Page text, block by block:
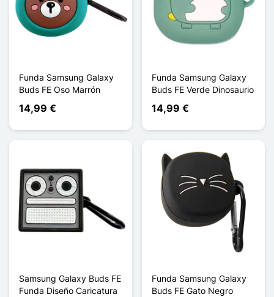
Funda Samsung Galaxy
Buds FE Oso Marrón
14,99 €
Funda Samsung Galaxy
Buds FE Verde Dinosaurio
14,99 €
Samsung Galaxy Buds FE
Funda Diseño Caricatura
Funda Samsung Galaxy
Buds FE Gato Negro